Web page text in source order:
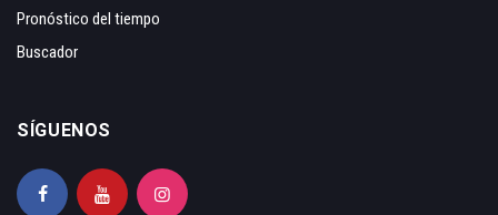
Pronóstico del tiempo
Buscador
SÍGUENOS